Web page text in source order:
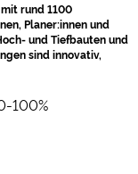
rund 1100
Planer:innen und
und Tiefbauten und
sind innovativ,
100%